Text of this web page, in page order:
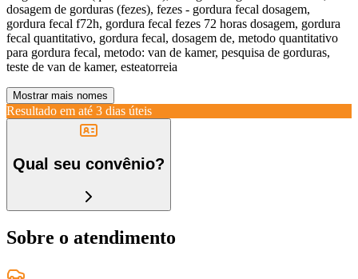
dosagem de gorduras (fezes), fezes - gordura fecal dosagem,
gordura fecal f72h, gordura fecal fezes 72 horas dosagem, gordura
fecal quantitativo, gordura fecal, dosagem de, metodo quantitativo
para gordura fecal, metodo: van de kamer, pesquisa de gorduras,
teste de van de kamer, esteatorreia
Mostrar mais nomes
Resultado em até 3 dias úteis
Qual seu convênio?
Sobre o atendimento